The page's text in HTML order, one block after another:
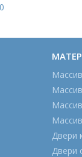
Двери
Двери